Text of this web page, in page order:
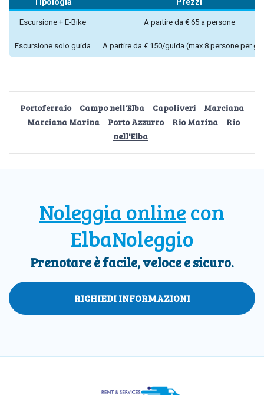
Escursione + E-Bike A partire da € 65 a persone
Escursione solo guida A partire da € 150/guida (max 8 persone per
Portoferraio Campo nell'Elba Capoliveri
Marciana
Marciana Marina
Porto Azzurro Rio Marina
Rio
nell'Elba
Noleggia onlinecon
ElbaNoleggio
Prenotare è facile, veloce e sicuro.
RICHIEDI INFORMAZIONI